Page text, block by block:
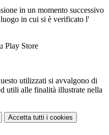
in un momento successivo
in cui si è verificato l'
Play Store
utilizzati si avvalgono di
utili alle finalità illustrate nella
Accetta tutti i cookies